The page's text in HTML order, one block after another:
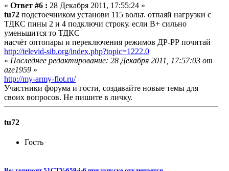
« Ответ #6 : 28 Декабря 2011, 17:55:24 »
tu72 подстоечником установи 115 вольт. отпаяй нагрузки с
ТДКС пины 2 и 4 подключи строку. если B+ сильно
уменьшится то ТДКС
насчёт оптопары и переключения режимов ДР-РР почитай
http://televid-sib.org/index.php?topic=1222.0
« Последнее редактирование: 28 Декабря 2011, 17:57:03 от
aze1959 »
http://my-army-flot.ru/
Участники форума и гости, создавайте новые темы для
своих вопросов. Не пишите в личку.
tu72
Гость